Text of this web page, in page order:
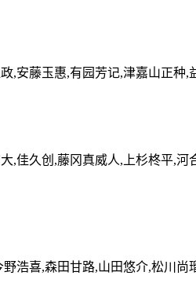
,安藤玉惠,有园芳记,津嘉山正种
,佳久创,藤冈真威人,上杉柊平,
浩喜,森田甘路,山田悠介,松川